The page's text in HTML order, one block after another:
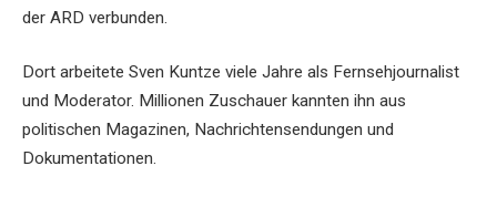
der ARD verbunden.
Dort arbeitete Sven Kuntze viele Jahre als Fernsehjournalist
und Moderator. Millionen Zuschauer kannten ihn aus
politischen Magazinen, Nachrichtensendungen und
Dokumentationen.